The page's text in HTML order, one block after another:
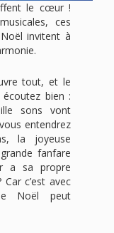
le cœur !
ces
invitent à
tout, et le
écoutez bien :
sons vont
entendrez
la joyeuse
fanfare
a sa propre
c’est avec
Noël peut